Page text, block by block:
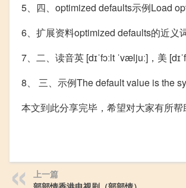
5、四、optimized defaults示例Load
6、扩展资料optimized defaults的近义
7、二、读音英 [dɪˈfɔːlt ˈvæljuː]，美
8、 三、示例The default value is the
本文到此分享完毕，希望对大家有所帮
上一篇